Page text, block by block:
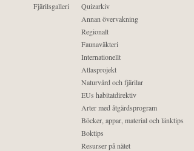
Fjärilsgalleri
Quizarkiv
Annan övervakning
Regionalt
Faunaväkteri
Internationellt
Atlasprojekt
Naturvård och fjärilar
EUs habitatdirektiv
Arter med åtgärdsprogram
Böcker, appar, material och länktips
Boktips
Resurser på nätet